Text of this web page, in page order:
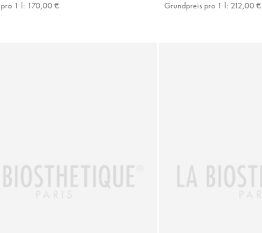
1 l: 170,00 € Grundpreis pro 1 l: 212,00 €